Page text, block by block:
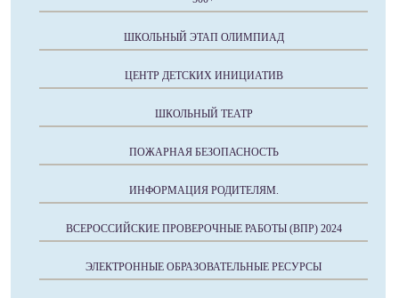
ШКОЛЬНЫЙ ЭТАП ОЛИМПИАД
ЦЕНТР ДЕТСКИХ ИНИЦИАТИВ
ШКОЛЬНЫЙ ТЕАТР
ПОЖАРНАЯ БЕЗОПАСНОСТЬ
ИНФОРМАЦИЯ РОДИТЕЛЯМ.
ВСЕРОССИЙСКИЕ ПРОВЕРОЧНЫЕ РАБОТЫ (ВПР) 2024
ЭЛЕКТРОННЫЕ ОБРАЗОВАТЕЛЬНЫЕ РЕСУРСЫ